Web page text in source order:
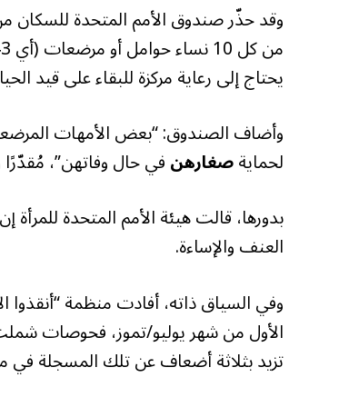
يحتاج إلى رعاية مركزة للبقاء على قيد
وأضاف الصندوق: “بعض الأمهات
لحمايةصغارهنفي حال وفاتهن”، مُقدّرًا وجود نحو 55,000
بدورها، قالت هيئة الأمم المتحدة
العنف والإساءة.
تزيد بثلاثة أضعاف عن تلك المسجلة